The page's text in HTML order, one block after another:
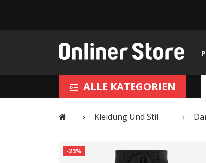
ALLE KATEGORIEN
Kleidung Und Stil
-23%